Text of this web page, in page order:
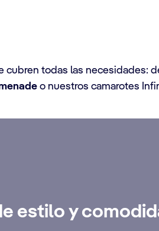
cubren todas las necesidades:
o nuestros camarotes
estilo y
las 24 horas, conserje